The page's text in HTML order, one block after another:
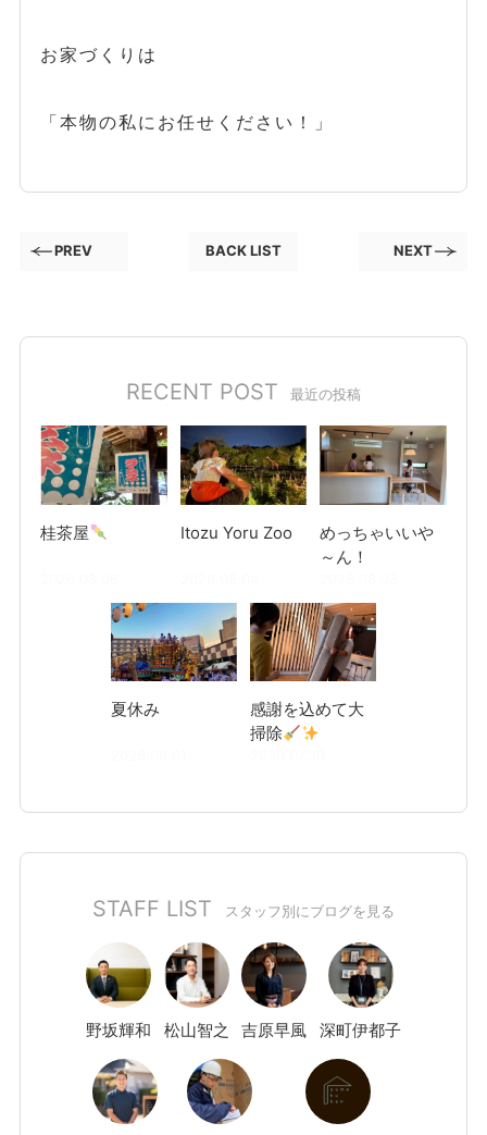
お家づくりは
「本物の私にお任せください！」
PREV BACK LIST NEXT
RECENT POST 最近の投稿
桂茶屋 Itozu Yoru Zoo
めっちゃいいや
～ん！
夏休み
感謝を込めて大
掃除
STAFF LIST スタッフ別にブログを見る
野坂輝和 松山智之 吉原早風 深町伊都子